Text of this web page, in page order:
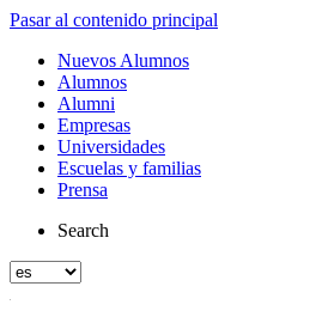
Pasar al contenido principal
Nuevos Alumnos
Alumnos
Alumni
Empresas
Universidades
Escuelas y familias
Prensa
Search